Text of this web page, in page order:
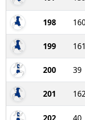
198
199 161
200 39
201